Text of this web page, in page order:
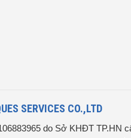
SERVICES CO.,LTD
do Sở KHĐT TP.HN